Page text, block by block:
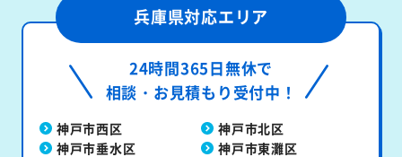
兵庫県対応エリア
24時間365日無休で
相談・お見積もり受付中！
神戸市西区
神戸市北区
神戸市垂水区
神戸市東灘区